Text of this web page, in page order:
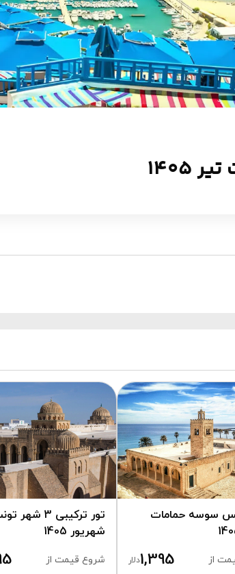
سوسه حمامات
از 1,395دلار
تور ترکیبی 3
شهریور 1405
شروع قیمت از